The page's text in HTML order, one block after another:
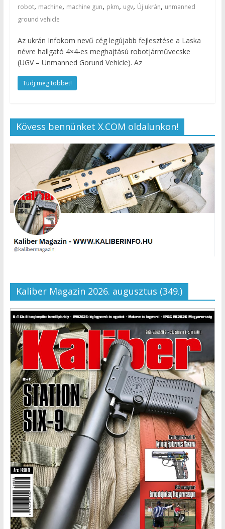
robot, machine, machine gun, pkm, ugv, Új ukrán, unmanned
ground vehicle
Az ukrán Infokom nevű cég legújabb fejlesztése a Laska
névre hallgató 4×4-es meghajtású robotjárművecske
(UGV – Unmanned Gorund Vehicle). Az
Tudj meg többet!
Kövess bennünket X.COM oldalunkon!
Kaliber Magazin 2026. augusztus (349.)